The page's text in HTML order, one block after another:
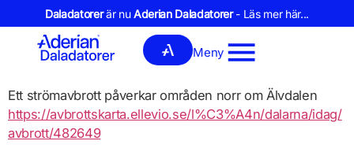
Daladatorerär nuAderian Daladatorer- Läs mer här...
Meny
Ett strömavbrott påverkar områden norr om Älvdalen
https://avbrottskarta.ellevio.se/l%C3%A4n/dalarna/idag/
avbrott/482649